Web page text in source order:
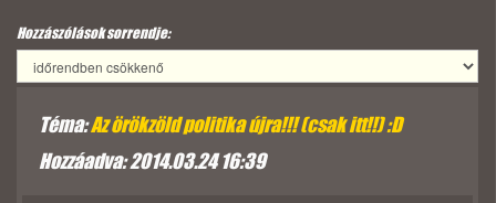
Hozzászólások sorrendje:
Téma:Az örökzöld politika újra!!! (csak itt!!) :D
Hozzáadva: 2014.03.24 16:39